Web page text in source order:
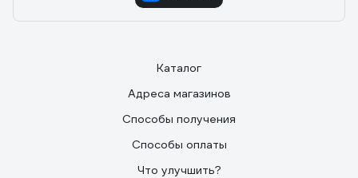
Каталог
Адреса магазинов
Способы получения
Способы оплаты
Что улучшить?